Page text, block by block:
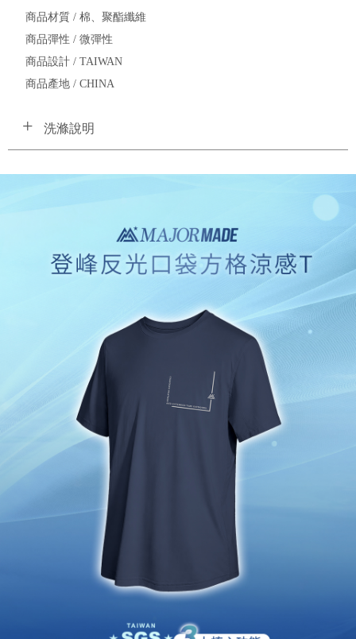
商品材質 / 棉、聚酯纖維
商品彈性 / 微彈性
商品設計 / TAIWAN
商品產地 / CHINA
洗滌說明